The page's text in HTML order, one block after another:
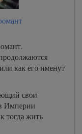
как его именут
свои
Империи
тогда жить